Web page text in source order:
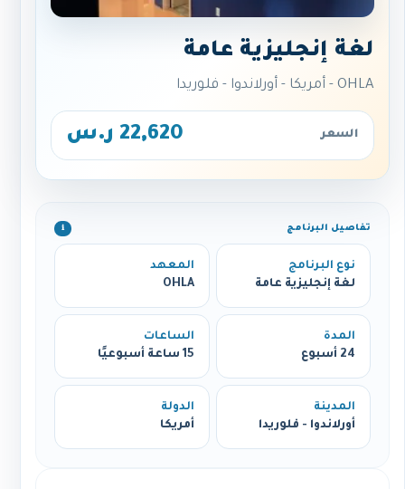
لغة إنجليزية عامة
OHLA - أمريكا - أورلاندوا - فلوريدا
السعر 22,620 ر.س
تفاصيل البرنامج ℹ️
نوع البرنامج
لغة إنجليزية عامة
المعهد
OHLA
المدة
24 أسبوع
الساعات
15 ساعة أسبوعيًا
المدينة
أورلاندوا - فلوريدا
الدولة
أمريكا